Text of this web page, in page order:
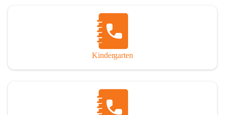
Kindergarten